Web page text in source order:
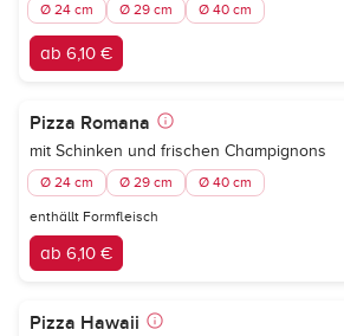
Ø 24 cm Ø 29 cm Ø 40 cm
ab 6,10 €
Pizza Romana
mit Schinken und frischen Champignons
Ø 24 cm Ø 29 cm Ø 40 cm
enthällt Formfleisch
ab 6,10 €
Pizza Hawaii